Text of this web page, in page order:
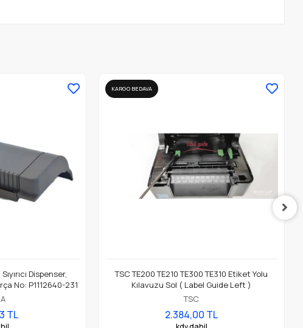
Dispenser,
No: P1112640-231
TL
KARGO BEDAVA
TSC TE200 TE210 TE300 TE310 Etiket Yolu
Kılavuzu Sol ( Label Guide Left )
TSC
2.384,00 TL